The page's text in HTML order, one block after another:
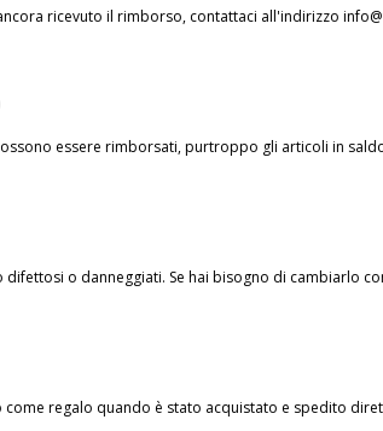
ricevuto il rimborso, contattaci all'indirizzo
essere rimborsati, purtroppo gli articoli in
o danneggiati. Se hai bisogno di cambiarlo
come regalo quando è stato acquistato e spedito